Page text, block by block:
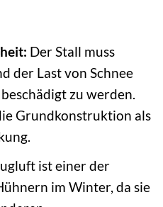
Der Stall muss
der Last von Schnee
zu werden.
Grundkonstruktion als
ist einer der
im Winter, da sie